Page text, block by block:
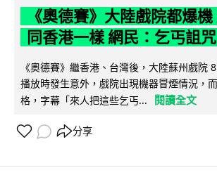
《奧德賽》大陸戲院都爆
同香港一樣 網民：乞丐詛咒
《奧德賽》繼香港、台灣後，大陸蘇州戲院
播放時發生意外，戲院出現機器冒煙情況，
格，字幕「來人把這些乞丐...
閱讀全文
分享